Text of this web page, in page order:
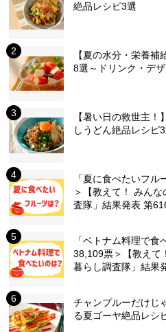
絶品レシピ3選
【夏の水分・栄養
8選～ドリンク・デ
【暑い日の救世主
しうどん絶品レシピ
「夏に食べたいフ
＞【教えて！ みん
査隊」結果発表 第
「ベトナム料理で
38,109票＞【教えて
暮らし調査隊」結果
チャンプルーだけじ
る夏ゴーヤ絶品レシ